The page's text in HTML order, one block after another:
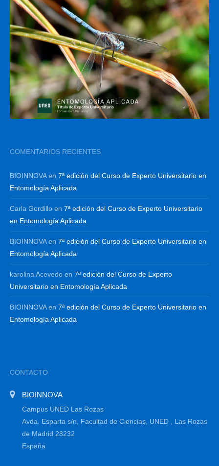
COMENTARIOS RECIENTES
BIOINNOVAen 7ª edición del Curso de Experto Universitario en
Entomología Aplicada
Carla Gordillo en 7ª edición del Curso de Experto Universitario
en Entomología Aplicada
BIOINNOVAen 7ª edición del Curso de Experto Universitario en
Entomología Aplicada
karolina Acevedo en 7ª edición del Curso de Experto
Universitario en Entomología Aplicada
BIOINNOVAen 7ª edición del Curso de Experto Universitario en
Entomología Aplicada
CONTACTO
BIOINNOVA
Campus UNED Las Rozas
Avda. Esparta s/n, Facultad de Ciencias, UNED , Las Rozas
de Madrid 28232
España